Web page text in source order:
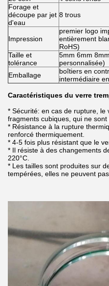
Forage et
découpe par jet
d'eau
8 trous
Impression
premier logo
entièrement
RoHS)
Taille et
tolérance
5mm 6mm
personnalisée)
Emballage
boîtiers en
intermédiaire
Caractéristiques du verre
* Sécurité: en cas de rupture, le
fragments cubiques, qui ne
* Résistance à la rupture
renforcé thermiquement.
* 4-5 fois plus résistant que le
* Il résiste à des changements
220°C.
* Les tailles sont produites sur
tempérées, elles ne peuvent